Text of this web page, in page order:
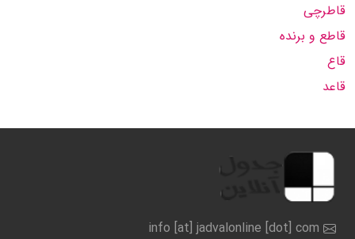
قاطرچی
قاطع و برنده
قاع
قاعد
info [at] jadvalonline [dot] com